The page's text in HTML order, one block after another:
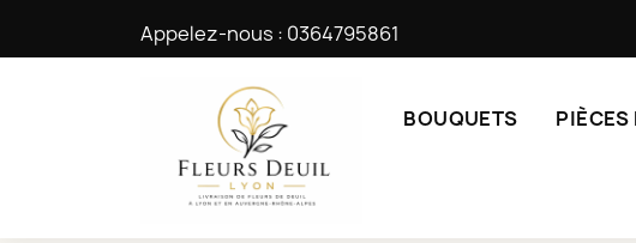
Appelez-nous : 0364795861
BOUQUETS PIÈCES